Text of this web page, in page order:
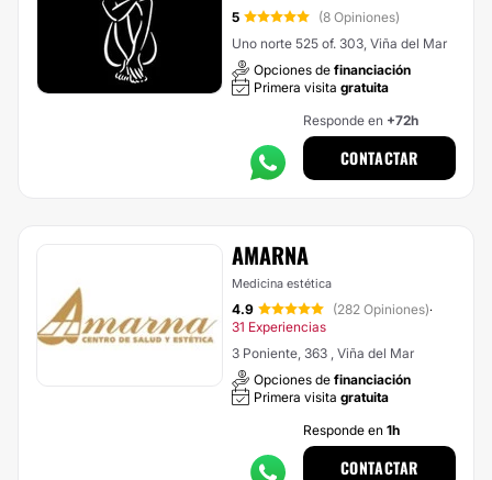
5
(8 Opiniones)
Uno norte 525 of. 303, Viña del Mar
Opciones de financiación
Primera visita gratuita
Responde en +72h
CONTACTAR
AMARNA
Medicina estética
4.9 (282 Opiniones)·
31 Experiencias
3 Poniente, 363 , Viña del Mar
Opciones de financiación
Primera visita gratuita
Responde en 1h
CONTACTAR